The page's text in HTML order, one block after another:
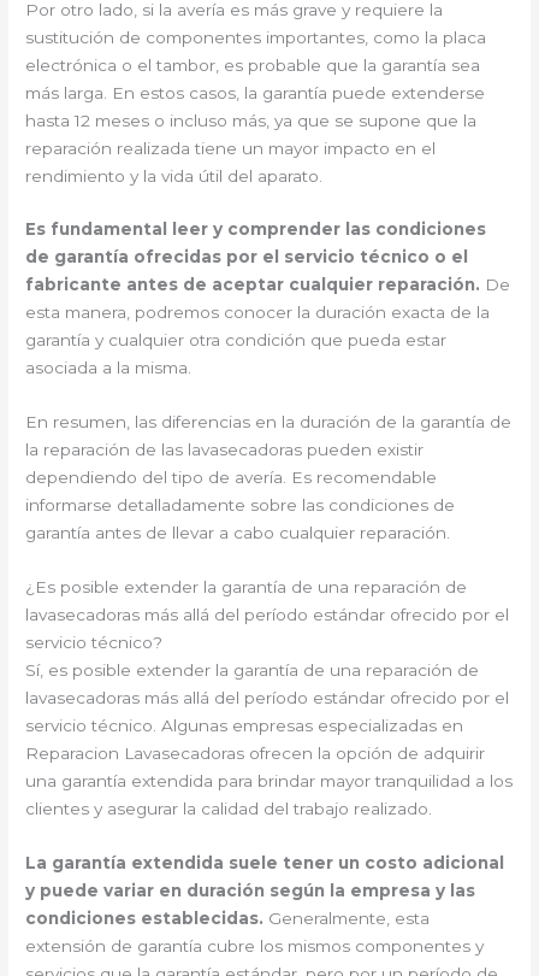
Por otro lado, si la avería es más grave y requiere la
sustitución de componentes importantes, como la placa
electrónica o el tambor, es probable que la garantía sea
más larga. En estos casos, la garantía puede extenderse
hasta 12 meses o incluso más, ya que se supone que la
reparación realizada tiene un mayor impacto en el
rendimiento y la vida útil del aparato.
Es fundamental leer y comprender las condiciones
de garantía ofrecidas por el servicio técnico o el
fabricante antes de aceptar cualquier reparación. De
esta manera, podremos conocer la duración exacta de la
garantía y cualquier otra condición que pueda estar
asociada a la misma.
En resumen, las diferencias en la duración de la garantía de
la reparación de las lavasecadoras pueden existir
dependiendo del tipo de avería. Es recomendable
informarse detalladamente sobre las condiciones de
garantía antes de llevar a cabo cualquier reparación.
¿Es posible extender la garantía de una reparación de
lavasecadoras más allá del período estándar ofrecido por el
servicio técnico?
Sí, es posible extender la garantía de una reparación de
lavasecadoras más allá del período estándar ofrecido por el
servicio técnico. Algunas empresas especializadas en
Reparacion Lavasecadoras ofrecen la opción de adquirir
una garantía extendida para brindar mayor tranquilidad a los
clientes y asegurar la calidad del trabajo realizado.
La garantía extendida suele tener un costo adicional
y puede variar en duración según la empresa y las
condiciones establecidas. Generalmente, esta
extensión de garantía cubre los mismos componentes y